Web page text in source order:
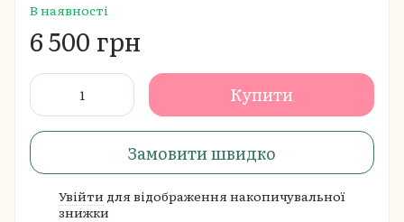
В наявності
6 500 грн
Купити
Замовити швидко
Увійти для відображення накопичувальної
знижки